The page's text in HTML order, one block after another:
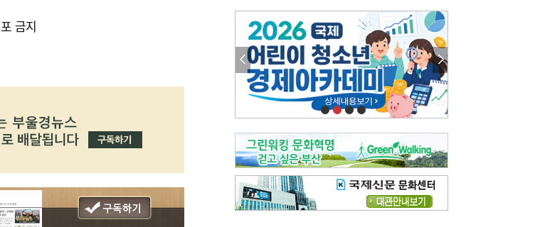
금지
엘리트 자평해온 市 공무원…생중계 회의서 능력 입증을
김준희의 클래식 인사이트[전체보기]
여름날의 애상, 왈츠
빛나는 꿈의 계절, 4월의 노래
김지윤의 우리음악 이야기[전체보기]
세종시대 음악이 전해진 이유
영산회상, 불교음악에서 풍류음악으로
뉴스와 현장[전체보기]
‘800조 투자’ 희비 가른 재생에너지
뜨거워지는 바다, 북쪽으로 열리는 항로
데스크시각[전체보기]
물은 행정구역 경계를 따라 흐르지 않는다